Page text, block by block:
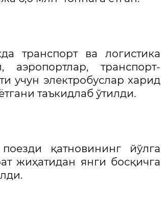
транспорт ва логистика
аэропортлар, транспорт-
учун электробуслар харид
таъкидлаб ўтилди.
қатновининг йўлга
жиҳатидан янги босқичга